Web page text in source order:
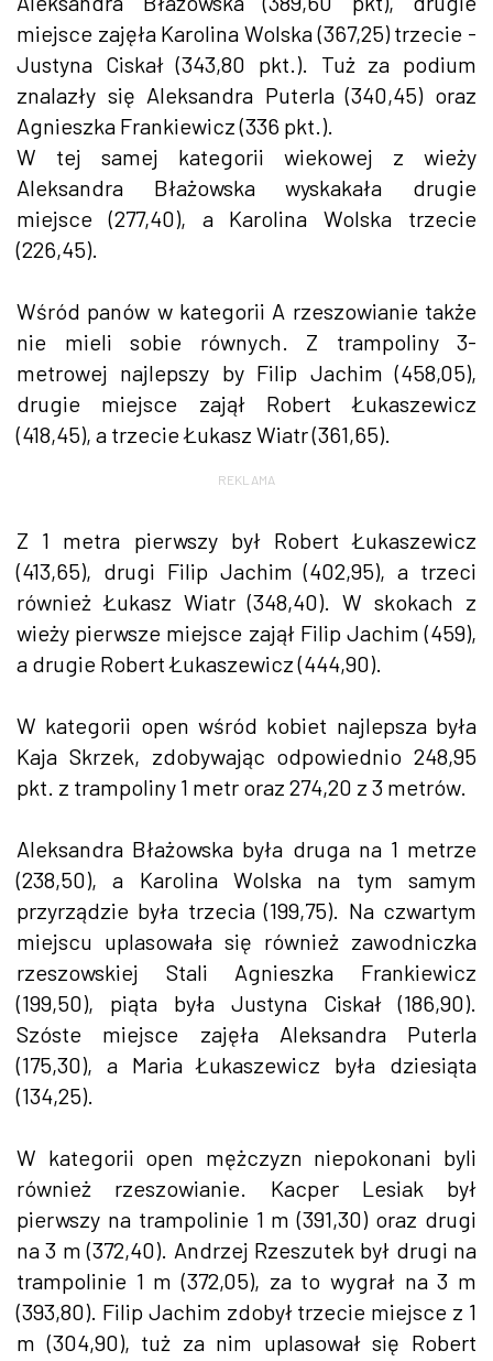
miejsce zajęła Karolina Wolska (367,25) trzecie -
Justyna Ciskał (343,80 pkt.). Tuż za podium
znalazły się Aleksandra Puterla (340,45) oraz
Agnieszka Frankiewicz (336 pkt.).
W tej samej kategorii wiekowej z wieży
Aleksandra Błażowska wyskakała drugie
miejsce (277,40), a Karolina Wolska trzecie
(226,45).
Wśród panów w kategorii A rzeszowianie także
nie mieli sobie równych. Z trampoliny 3-
metrowej najlepszy by Filip Jachim (458,05),
drugie miejsce zajął Robert Łukaszewicz
(418,45), a trzecie Łukasz Wiatr (361,65).
REKLAMA
Z 1 metra pierwszy był Robert Łukaszewicz
(413,65), drugi Filip Jachim (402,95), a trzeci
również Łukasz Wiatr (348,40). W skokach z
wieży pierwsze miejsce zajął Filip Jachim (459),
a drugie Robert Łukaszewicz (444,90).
W kategorii open wśród kobiet najlepsza była
Kaja Skrzek, zdobywając odpowiednio 248,95
pkt. z trampoliny 1 metr oraz 274,20 z 3 metrów.
Aleksandra Błażowska była druga na 1 metrze
(238,50), a Karolina Wolska na tym samym
przyrządzie była trzecia (199,75). Na czwartym
miejscu uplasowała się również zawodniczka
rzeszowskiej Stali Agnieszka Frankiewicz
(199,50), piąta była Justyna Ciskał (186,90).
Szóste miejsce zajęła Aleksandra Puterla
(175,30), a Maria Łukaszewicz była dziesiąta
(134,25).
W kategorii open mężczyzn niepokonani byli
również rzeszowianie. Kacper Lesiak był
pierwszy na trampolinie 1 m (391,30) oraz drugi
na 3 m (372,40). Andrzej Rzeszutek był drugi na
trampolinie 1 m (372,05), za to wygrał na 3 m
(393,80). Filip Jachim zdobył trzecie miejsce z 1
m (304,90), tuż za nim uplasował się Robert